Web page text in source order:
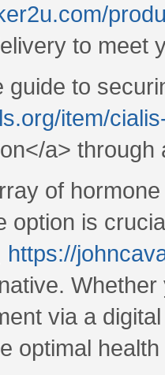
to meet
guide to
item/
a>
of
option is
https://
via a
optimal